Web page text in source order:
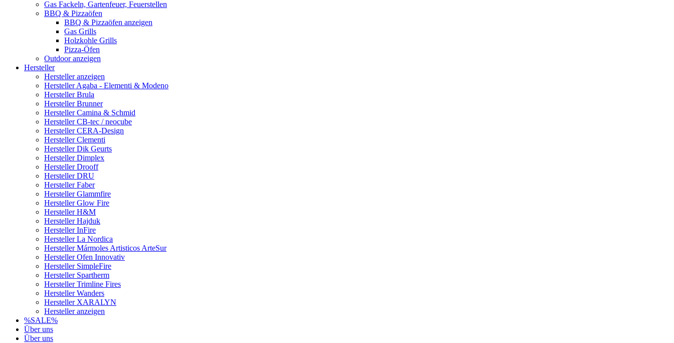
Gas Fackeln, Gartenfeuer, Feuerstellen
BBQ & Pizzaöfen
BBQ & Pizzaöfen anzeigen
Gas Grills
Holzkohle Grills
Pizza-Öfen
Outdoor anzeigen
Hersteller
Hersteller anzeigen
Hersteller Agaba - Elementi & Modeno
Hersteller Brula
Hersteller Brunner
Hersteller Camina & Schmid
Hersteller CB-tec / neocube
Hersteller CERA-Design
Hersteller Clementi
Hersteller Dik Geurts
Hersteller Dimplex
Hersteller Drooff
Hersteller DRU
Hersteller Faber
Hersteller Glammfire
Hersteller Glow Fire
Hersteller H&M
Hersteller Hajduk
Hersteller InFire
Hersteller La Nordica
Hersteller Mármoles Artisticos ArteSur
Hersteller Ofen Innovativ
Hersteller SimpleFire
Hersteller Spartherm
Hersteller Trimline Fires
Hersteller Wanders
Hersteller XARALYN
Hersteller anzeigen
%SALE%
Über uns
Über uns